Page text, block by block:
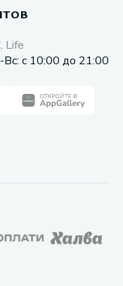
Life
с 10:00 до 21:00